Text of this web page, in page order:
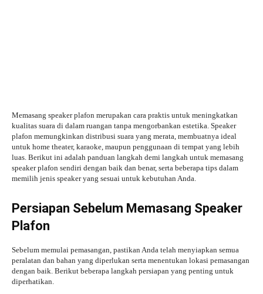
Memasang speaker plafon merupakan cara praktis untuk meningkatkan
kualitas suara di dalam ruangan tanpa mengorbankan estetika. Speaker
plafon memungkinkan distribusi suara yang merata, membuatnya ideal
untuk home theater, karaoke, maupun penggunaan di tempat yang lebih
luas. Berikut ini adalah panduan langkah demi langkah untuk memasang
speaker plafon sendiri dengan baik dan benar, serta beberapa tips dalam
memilih jenis speaker yang sesuai untuk kebutuhan Anda.
Persiapan Sebelum Memasang Speaker
Plafon
Sebelum memulai pemasangan, pastikan Anda telah menyiapkan semua
peralatan dan bahan yang diperlukan serta menentukan lokasi pemasangan
dengan baik. Berikut beberapa langkah persiapan yang penting untuk
diperhatikan.